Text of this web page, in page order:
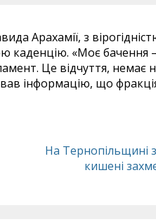
Арахамії, з
«Моє бачення –
Це відчуття, немає
інформацію, що
На Тернопільщині
кишені